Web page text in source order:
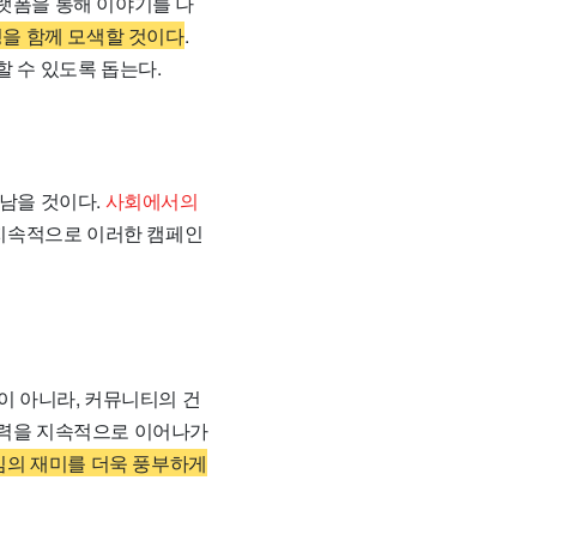
함께 모색할 것이다.
수 있도록 돕는다.
을 것이다. 사회에서의
속적으로 이러한 캠페인
아니라, 커뮤니티의 건
을 지속적으로 이어나가
재미를 더욱 풍부하게